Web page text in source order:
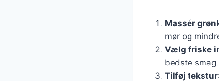
Massér
mør og
Vælg friske
bedste smag.
Tilføj tekstur